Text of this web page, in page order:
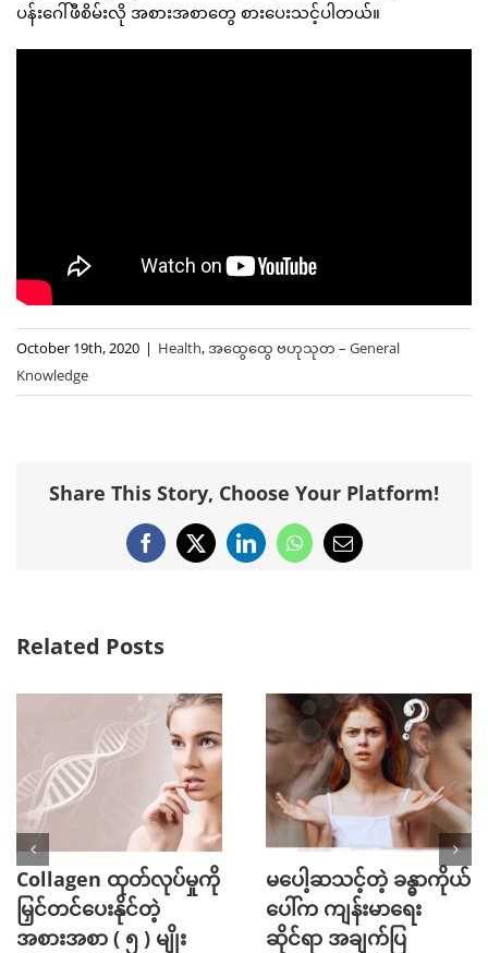
ပန်းဂေါ်ဖီစိမ်းလို အစားအစာတွေ စားပေးသင့်ပါတယ်။
October 19th, 2020 | Health,အထွေထွေ ဗဟုသုတ – General
Knowledge
Share This Story, Choose Your Platform!
Facebook
X LinkedInWhatsApp
Email
Related Posts
Collagen ထုတ်လုပ်မှုကို
မြှင်တင်ပေးနိုင်တဲ့
အစားအစာ ( ၅ ) မျိုး
မပေါ့ဆသင့်တဲ့ ခန္ဓာကိုယ်
ပေါ်က ကျန်းမာရေး
ဆိုင်ရာ အချက်ပြ